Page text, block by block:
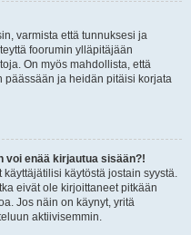
varmista että tunnuksesi ja
foorumin ylläpitäjään
On myös mahdollista, että
päässään ja heidän pitäisi korjata
voi enää kirjautua sisään?!
käytöstä jostain syystä.
eivät ole kirjoittaneet pitkään
Jos näin on käynyt, yritä
aktiivisemmin.